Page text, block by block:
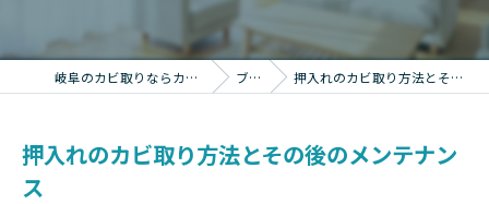
岐阜のカビ取りならカビバスターズ岐阜 ブログ 押入れのカビ取り方法とその後のメンテナンス
押入れのカビ取り方法とその後のメンテナン
ス